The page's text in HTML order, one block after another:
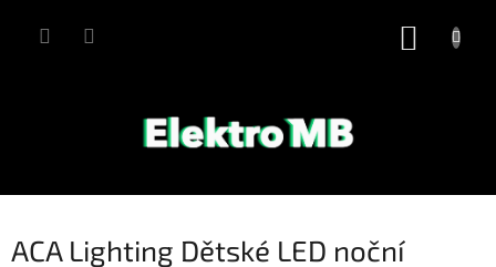
ACA Lighting Dětské LED noční